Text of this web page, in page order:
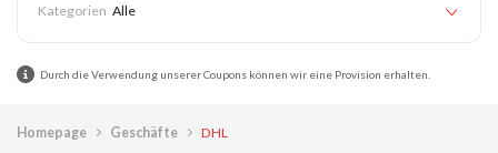
Alle
Durch die Verwendung unserer Coupons können wir eine Provision erhalten.
Homepage Geschäfte DHL